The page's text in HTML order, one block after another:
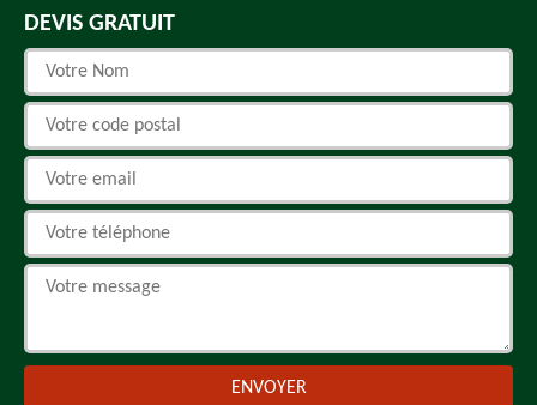
DEVIS GRATUIT